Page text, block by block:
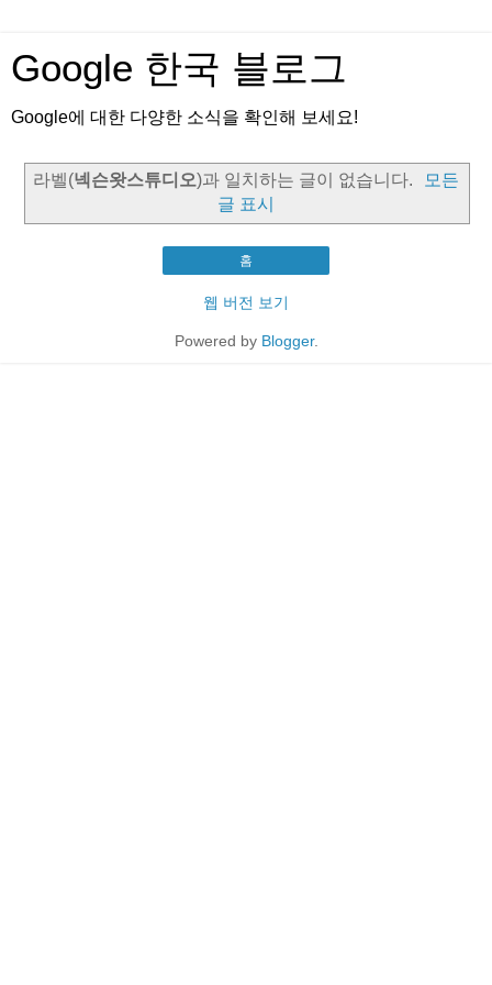
Google 한국 블로그
Google에 대한 다양한 소식을 확인해 보세요!
라벨(넥슨왓스튜디오)과 일치하는 글이 없습니다.
모든
글 표시
홈
웹 버전 보기
Powered by Blogger.